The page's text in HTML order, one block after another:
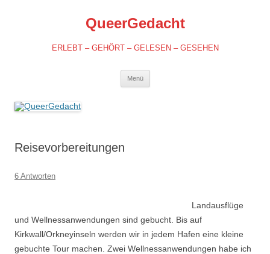
QueerGedacht
ERLEBT – GEHÖRT – GELESEN – GESEHEN
Menü
Reisevorbereitungen
6 Antworten
Landausflüge
und Wellnessanwendungen sind gebucht. Bis auf
Kirkwall/Orkneyinseln werden wir in jedem Hafen eine kleine
gebuchte Tour machen. Zwei Wellnessanwendungen habe ich